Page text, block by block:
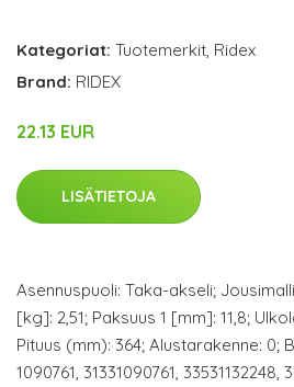
Kategoriat: Tuotemerkit, Ridex
Brand: RIDEX
22.13 EUR
LISÄTIETOJA
Asennuspuoli: Taka-akseli;
[kg]: 2,51; Paksuus 1 [mm]: 11,8;
Pituus (mm): 364; Alustarakenne: 0;
1090761, 31331090761, 33531132248,